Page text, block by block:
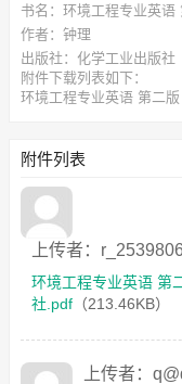
书名：环境工程专业英语
作者：钟理
出版社：化学工业出版社
附件下载列表如下：
环境工程专业英语 第二
附件列表
上传者：
环境工程专业英语 第
社.pdf （213.46KB）
上传者：